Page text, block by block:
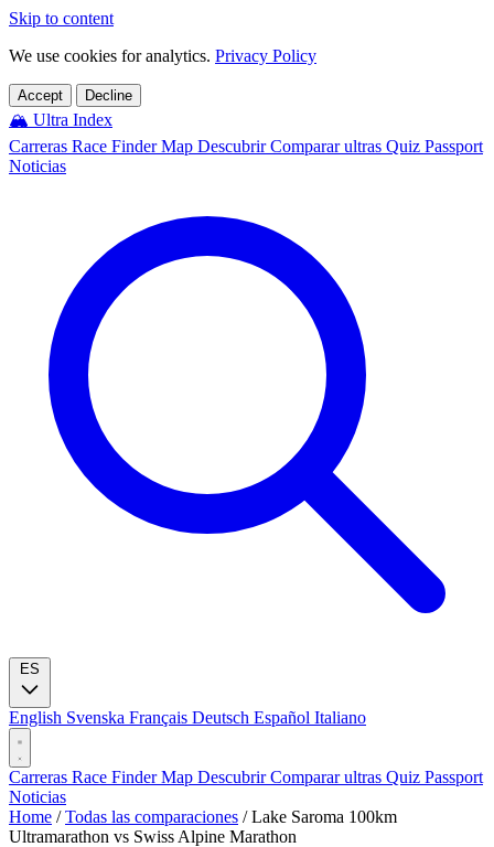
Skip to content
We use cookies for analytics. Privacy Policy
Accept Decline
🏔️ Ultra Index
Carreras Race FinderMap DescubrirComparar ultras Quiz Passport
Noticias
English Svenska Français Deutsch Español Italiano
Carreras Race FinderMap DescubrirComparar ultras Quiz Passport
Noticias
Home / Todas las comparaciones / Lake Saroma 100km
Ultramarathon vs Swiss Alpine Marathon